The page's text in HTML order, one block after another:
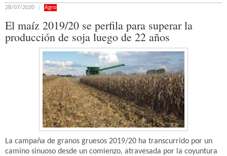
28/07/2020 Agro
El maíz 2019/20 se perfila para superar la
producción de soja luego de 22 años
La campaña de granos gruesos 2019/20 ha transcurrido por un
camino sinuoso desde un comienzo, atravesada por la coyuntura